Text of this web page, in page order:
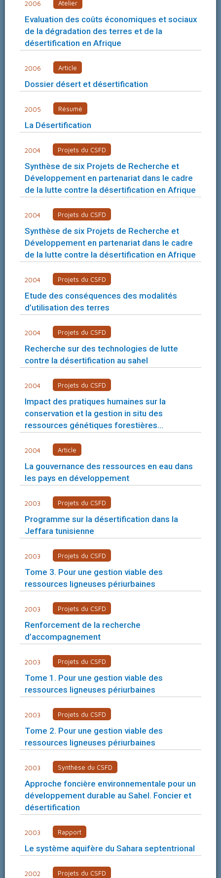
2006 Atelier
Evaluation des coûts économiques et sociaux
de la dégradation des terres et de la
désertification en Afrique
2006 Article
Dossier désert et désertification
2005 Résumé
La Désertification
2004 Projets du CSFD
Synthèse de six Projets de Recherche et
Développement en partenariat dans le cadre
de la lutte contre la désertification en Afrique
2004 Projets du CSFD
Synthèse de six Projets de Recherche et
Développement en partenariat dans le cadre
de la lutte contre la désertification en Afrique
2004 Projets du CSFD
Etude des conséquences des modalités
d’utilisation des terres
2004 Projets du CSFD
Recherche sur des technologies de lutte
contre la désertification au sahel
2004 Projets du CSFD
Impact des pratiques humaines sur la
conservation et la gestion in situ des
ressources génétiques forestières…
2004 Article
La gouvernance des ressources en eau dans
les pays en développement
2003 Projets du CSFD
Programme sur la désertification dans la
Jeffara tunisienne
2003 Projets du CSFD
Tome 3. Pour une gestion viable des
ressources ligneuses périurbaines
2003 Projets du CSFD
Renforcement de la recherche
d’accompagnement
2003 Projets du CSFD
Tome 1. Pour une gestion viable des
ressources ligneuses périurbaines
2003 Projets du CSFD
Tome 2. Pour une gestion viable des
ressources ligneuses périurbaines
2003 Synthèse du CSFD
Approche foncière environnementale pour un
développement durable au Sahel. Foncier et
désertification
2003 Rapport
Le système aquifère du Sahara septentrional
2002 Projets du CSFD